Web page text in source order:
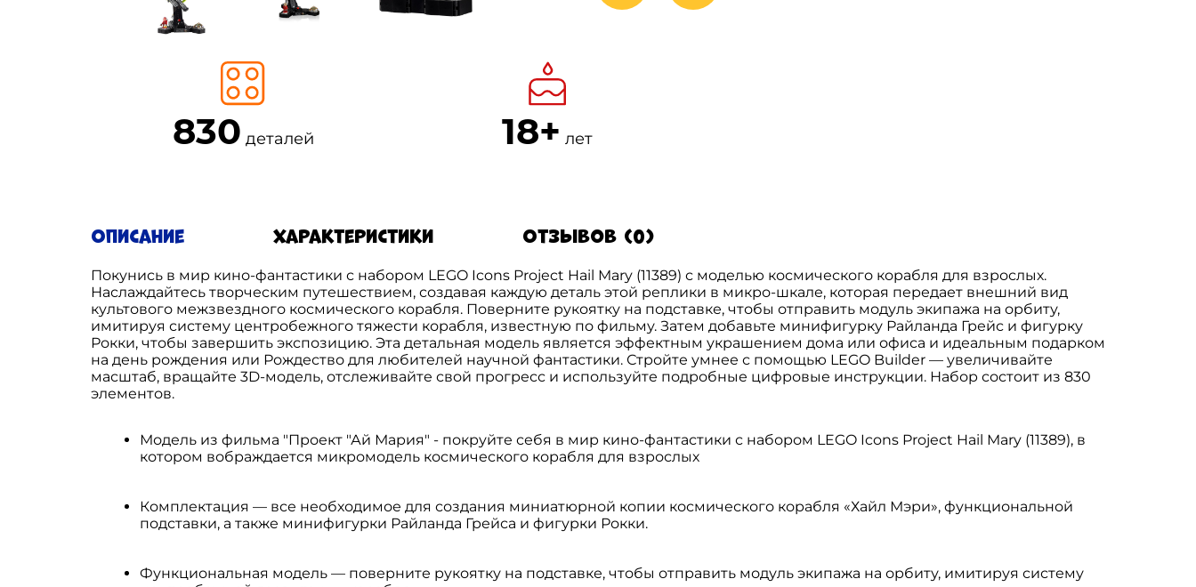
830 деталей 18+ лет
Описание Характеристики Отзывов (0)
Покунись в мир кино-фантастики с набором LEGO Icons Project Hail Mary (11389) с моделью космического корабля для взрослых.
Наслаждайтесь творческим путешествием, создавая каждую деталь этой реплики в микро-шкале, которая передает внешний вид
культового межзвездного космического корабля. Поверните рукоятку на подставке, чтобы отправить модуль экипажа на орбиту,
имитируя систему центробежного тяжести корабля, известную по фильму. Затем добавьте минифигурку Райланда Грейс и фигурку
Рокки, чтобы завершить экспозицию. Эта детальная модель является эффектным украшением дома или офиса и идеальным подарком
на день рождения или Рождество для любителей научной фантастики. Стройте умнее с помощью LEGO Builder — увеличивайте
масштаб, вращайте 3D-модель, отслеживайте свой прогресс и используйте подробные цифровые инструкции. Набор состоит из 830
элементов.
Модель из фильма "Проект "Ай Мария" - покруйте себя в мир кино-фантастики с набором LEGO Icons Project Hail Mary (11389), в
котором вображдается микромодель космического корабля для взрослых
Комплектация — все необходимое для создания миниатюрной копии космического корабля «Хайл Мэри», функциональной
подставки, а также минифигурки Райланда Грейса и фигурки Рокки.
Функциональная модель — поверните рукоятку на подставке, чтобы отправить модуль экипажа на орбиту, имитируя систему